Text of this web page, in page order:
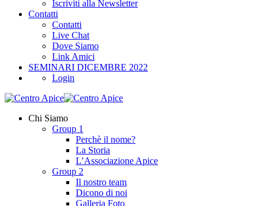
Iscriviti alla Newsletter
Contatti
Contatti
Live Chat
Dove Siamo
Link Amici
SEMINARI DICEMBRE 2022
Login
Chi Siamo
Group 1
Perchè il nome?
La Storia
L’Associazione Apice
Group 2
Il nostro team
Dicono di noi
Galleria Foto